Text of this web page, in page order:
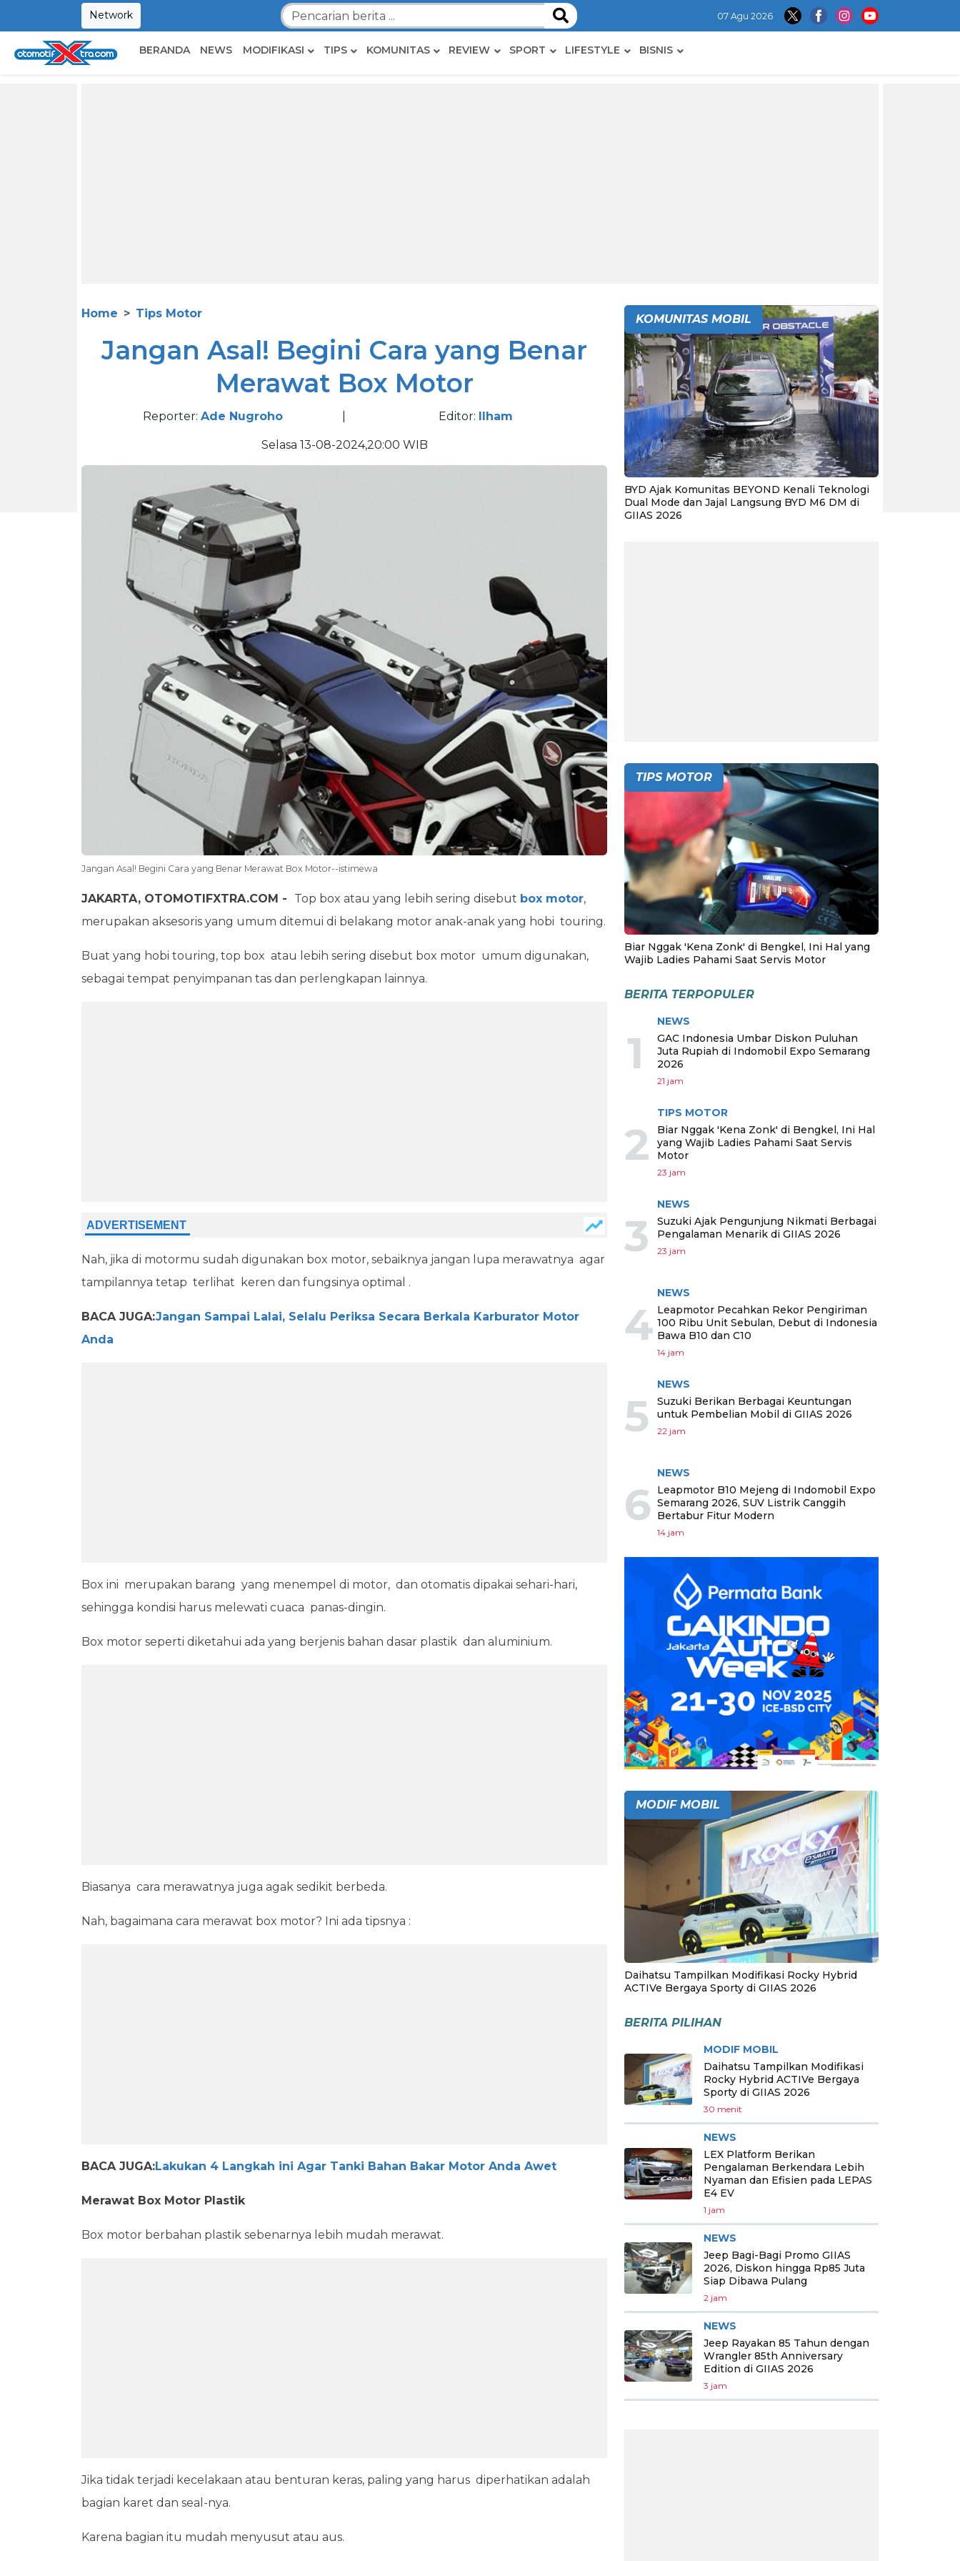
Network 07 Agu 2026
BERANDA NEWS MODIFIKASI TIPS KOMUNITAS REVIEW SPORT LIFESTYLE BISNIS
Home Tips Motor
Jangan Asal! Begini Cara yang Benar
Merawat Box Motor
Reporter: Ade Nugroho Editor: Ilham
Selasa 13-08-2024,20:00 WIB
Jangan Asal! Begini Cara yang Benar Merawat Box Motor--istimewa
JAKARTA, OTOMOTIFXTRA.COM - Top box atau yang lebih sering disebut box motor,
merupakan aksesoris yang umum ditemui di belakang motor anak-anak yang hobi touring.
Buat yang hobi touring, top box atau lebih sering disebut box motor umum digunakan,
sebagai tempat penyimpanan tas dan perlengkapan lainnya.
Nah, jika di motormu sudah digunakan box motor, sebaiknya jangan lupa merawatnya agar
tampilannya tetap terlihat keren dan fungsinya optimal .
BACA JUGA:Jangan Sampai Lalai, Selalu Periksa Secara Berkala Karburator Motor
Anda
Box ini merupakan barang yang menempel di motor, dan otomatis dipakai sehari-hari,
sehingga kondisi harus melewati cuaca panas-dingin.
Box motor seperti diketahui ada yang berjenis bahan dasar plastik dan aluminium.
Biasanya cara merawatnya juga agak sedikit berbeda.
Nah, bagaimana cara merawat box motor? Ini ada tipsnya :
BACA JUGA:Lakukan 4 Langkah ini Agar Tanki Bahan Bakar Motor Anda Awet
Merawat Box Motor Plastik
Box motor berbahan plastik sebenarnya lebih mudah merawat.
Jika tidak terjadi kecelakaan atau benturan keras, paling yang harus diperhatikan adalah
bagian karet dan seal-nya.
Karena bagian itu mudah menyusut atau aus.
KOMUNITAS MOBIL
BYD Ajak Komunitas BEYOND Kenali Teknologi
Dual Mode dan Jajal Langsung BYD M6 DM di
GIIAS 2026
TIPS MOTOR
Biar Nggak 'Kena Zonk' di Bengkel, Ini Hal yang
Wajib Ladies Pahami Saat Servis Motor
BERITA TERPOPULER
1
NEWS
GAC Indonesia Umbar Diskon Puluhan
Juta Rupiah di Indomobil Expo Semarang
2026
21 jam
2
TIPS MOTOR
Biar Nggak 'Kena Zonk' di Bengkel, Ini Hal
yang Wajib Ladies Pahami Saat Servis
Motor
23 jam
3
NEWS
Suzuki Ajak Pengunjung Nikmati Berbagai
Pengalaman Menarik di GIIAS 2026
23 jam
4
NEWS
Leapmotor Pecahkan Rekor Pengiriman
100 Ribu Unit Sebulan, Debut di Indonesia
Bawa B10 dan C10
14 jam
5
NEWS
Suzuki Berikan Berbagai Keuntungan
untuk Pembelian Mobil di GIIAS 2026
22 jam
6
NEWS
Leapmotor B10 Mejeng di Indomobil Expo
Semarang 2026, SUV Listrik Canggih
Bertabur Fitur Modern
14 jam
MODIF MOBIL
Daihatsu Tampilkan Modifikasi Rocky Hybrid
ACTIVe Bergaya Sporty di GIIAS 2026
BERITA PILIHAN
MODIF MOBIL
Daihatsu Tampilkan Modifikasi
Rocky Hybrid ACTIVe Bergaya
Sporty di GIIAS 2026
30 menit
NEWS
LEX Platform Berikan
Pengalaman Berkendara Lebih
Nyaman dan Efisien pada LEPAS
E4 EV
1 jam
NEWS
Jeep Bagi-Bagi Promo GIIAS
2026, Diskon hingga Rp85 Juta
Siap Dibawa Pulang
2 jam
NEWS
Jeep Rayakan 85 Tahun dengan
Wrangler 85th Anniversary
Edition di GIIAS 2026
3 jam